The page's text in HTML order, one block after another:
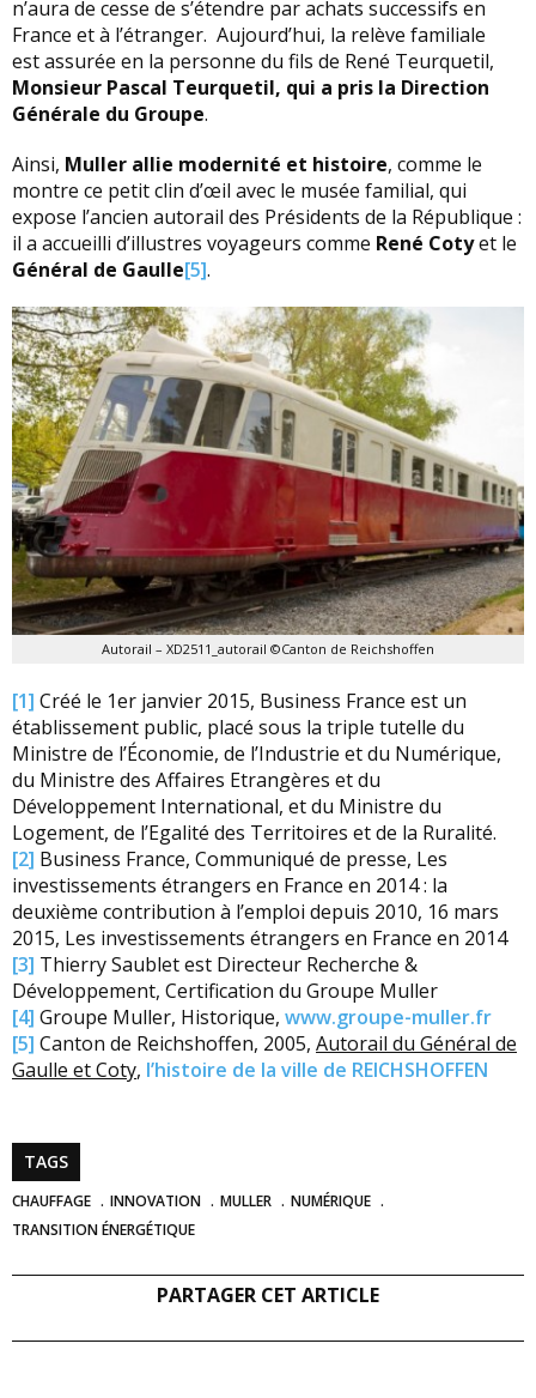
n’aura de cesse de s’étendre par achats successifs en
France et à l’étranger. Aujourd’hui, la relève familiale
est assurée en la personne du fils de René Teurquetil,
Monsieur Pascal Teurquetil, qui a pris la Direction
Générale du Groupe.
Ainsi, Muller allie modernité et histoire, comme le
montre ce petit clin d’œil avec le musée familial, qui
expose l’ancien autorail des Présidents de la République :
il a accueilli d’illustres voyageurs comme René Cotyet le
Général de Gaulle[5].
Autorail – XD2511_autorail ©Canton de Reichshoffen
[1] Créé le 1er janvier 2015, Business France est un
établissement public, placé sous la triple tutelle du
Ministre de l’Économie, de l’Industrie et du Numérique,
du Ministre des Affaires Etrangères et du
Développement International, et du Ministre du
Logement, de l’Egalité des Territoires et de la Ruralité.
[2] Business France, Communiqué de presse, Les
investissements étrangers en France en 2014 : la
deuxième contribution à l’emploi depuis 2010, 16 mars
2015, Les investissements étrangers en France en 2014
[3] Thierry Saublet est Directeur Recherche &
Développement, Certification du Groupe Muller
[4] Groupe Muller, Historique, www.groupe-muller.fr
[5] Canton de Reichshoffen, 2005, Autorail du Général de
Gaulle et Coty, l’histoire de la ville de REICHSHOFFEN
TAGS
CHAUFFAGE INNOVATION MULLER
NUMÉRIQUE
TRANSITION ÉNERGÉTIQUE
PARTAGER CET ARTICLE